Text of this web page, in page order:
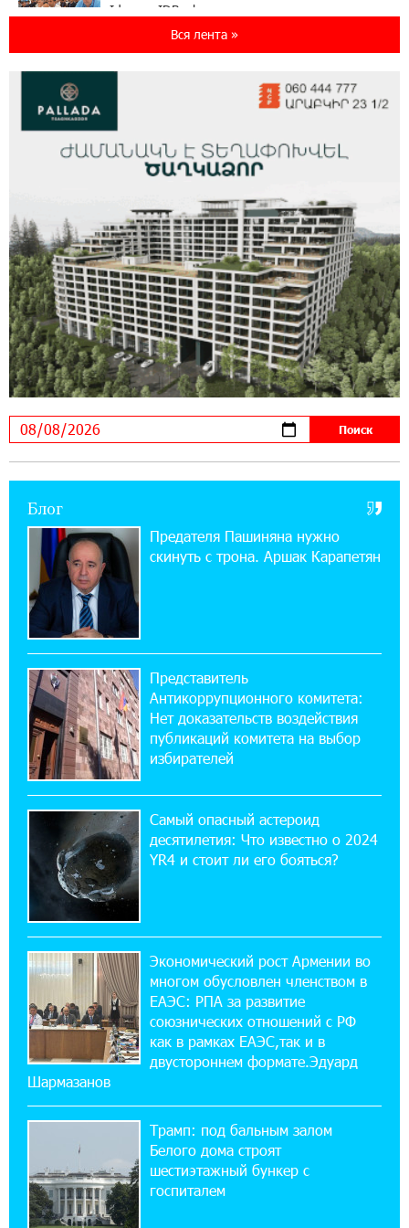
Idram и IDBank - рядом со стартапами на
Seaside Startup Summit
В мобильном приложении Юнибанка теперь
imID
«Бесплатные бонусы в играх»: IDBank
предупреждает о кибератаках на школьников
11:21:15 31-07-2026
ЕАЭС со временем будет расширяться. Когда-
нибудь это поймёт и рядовой армянин, но
будет уже поздно
11:03:52 31-07-2026
Если Израиль использует тему Геноцида
армян против Эрдогана, то что для него
значит сам Геноцид?
10% годовых и оформление в мобильном
приложении
17:03:49 30-07-2026
Платформа Rate.Trading на Seaside Startup
Summit: IDBank представил инновационное
решение
14:44:13 29-07-2026
Состоялось открытие Khachaturian Rooftop
при поддержке IDBank
Пашинян ты упустил свой шанс уйти
спокойно. Аршак Карапетян
12:04:53 28-07-2026
Обновленный Центр продаж и обслуживания
в Арарате
22:28:49 27-07-2026
Никогда Нагорный Карабах не был в составе
независимого Азербайджана. Аршак
обратился к президенту страны с просьбой
содействовать освобождению армянских заключенных,
осужденных в Азербайджане
12:17:04 23-07-2026
Вся лента »
Блог
Предателя Пашиняна нужно
скинуть с трона. Аршак Карапетян
Представитель
Антикоррупционного комитета:
Нет доказательств воздействия
публикаций комитета на выбор
избирателей
Самый опасный астероид
десятилетия: Что известно о 2024
YR4 и стоит ли его бояться?
Экономический рост Армении во
многом обусловлен членством в
ЕАЭС: РПА за развитие
союзнических отношений с РФ
как в рамках ЕАЭС,так и в
двустороннем формате.Эдуард
Шармазанов
Трамп: под бальным залом
Белого дома строят
шестиэтажный бункер с
госпиталем